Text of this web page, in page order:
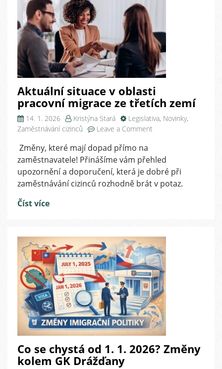
Aktuální situace v oblasti
pracovní migrace ze třetích zemí
14. 1. 2026 Kristýna Stará Legislativa, Novinky,
Zaměstnávání cizinců
Leave a Comment
v
oblasti
pracovní
migrace
Změny, které mají dopad přímo na
zaměstnavatele! Přinášíme vám přehled
upozornění a doporučení, která je dobré při
zaměstnávání cizinců rozhodně brát v potaz.
Číst více
Co se chystá od 1. 1. 2026? Změny
kolem GK Drážďany